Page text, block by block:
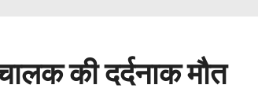
की दर्दनाक मौत